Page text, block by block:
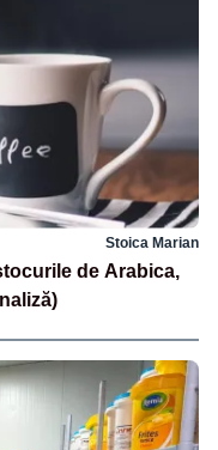
Stoica Marian
de Arabica,